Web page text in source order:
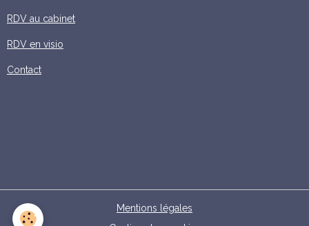
RDV au cabinet
RDV en visio
Contact
Mentions légales